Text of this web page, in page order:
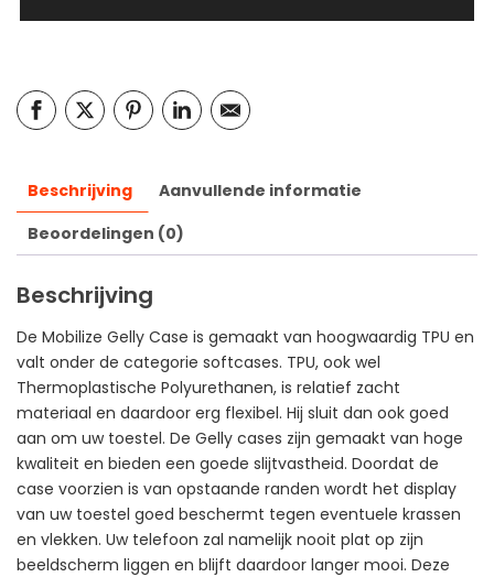
Beschrijving
Aanvullende informatie
Beoordelingen (0)
Beschrijving
De Mobilize Gelly Case is gemaakt van hoogwaardig TPU en
valt onder de categorie softcases. TPU, ook wel
Thermoplastische Polyurethanen, is relatief zacht
materiaal en daardoor erg flexibel. Hij sluit dan ook goed
aan om uw toestel. De Gelly cases zijn gemaakt van hoge
kwaliteit en bieden een goede slijtvastheid. Doordat de
case voorzien is van opstaande randen wordt het display
van uw toestel goed beschermt tegen eventuele krassen
en vlekken. Uw telefoon zal namelijk nooit plat op zijn
beeldscherm liggen en blijft daardoor langer mooi. Deze